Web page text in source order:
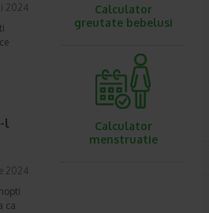
2024
l
2024
ca
Calculator
greutate bebelusi
Calculator
menstruatie